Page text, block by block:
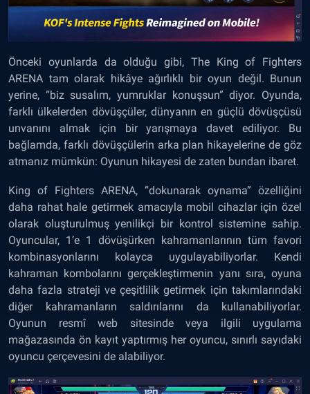
Önceki oyunlarda da olduğu gibi, The King of Fighters
ARENA tam olarak hikâye ağırlıklı bir oyun değil. Bunun
yerine, “biz susalım, yumruklar konuşsun” diyor. Oyunda,
farklı ülkelerden dövüşçüler, dünyanın en güçlü dövüşçüsü
unvanını almak için bir yarışmaya davet ediliyor. Bu
bağlamda, farklı dövüşçülerin arka plan hikayelerine de göz
atmanız mümkün: Oyunun hikayesi de zaten bundan ibaret.
King of Fighters ARENA, “dokunarak oynama” özelliğini
daha rahat hale getirmek amacıyla mobil cihazlar için özel
olarak oluşturulmuş yenilikçi bir kontrol sistemine sahip.
Oyuncular, 1’e 1 dövüşürken kahramanlarının tüm favori
kombinasyonlarını kolayca uygulayabiliyorlar. Kendi
kahraman kombolarını gerçekleştirmenin yanı sıra, oyuna
daha fazla strateji ve çeşitlilik getirmek için takımlarındaki
diğer kahramanların saldırılarını da kullanabiliyorlar.
Oyunun resmî web sitesinde veya ilgili uygulama
mağazasında ön kayıt yaptırmış her oyuncu, sınırlı sayıdaki
oyuncu çerçevesini de alabiliyor.